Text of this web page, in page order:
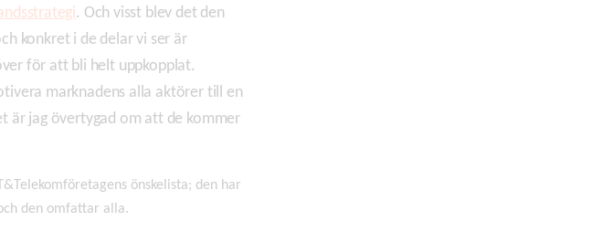
. Och visst blev det den
konkret i de delar vi ser är
för att bli helt uppkopplat.
marknadens alla aktörer till en
är jag övertygad om att de kommer
önskelista; den har
den omfattar alla.